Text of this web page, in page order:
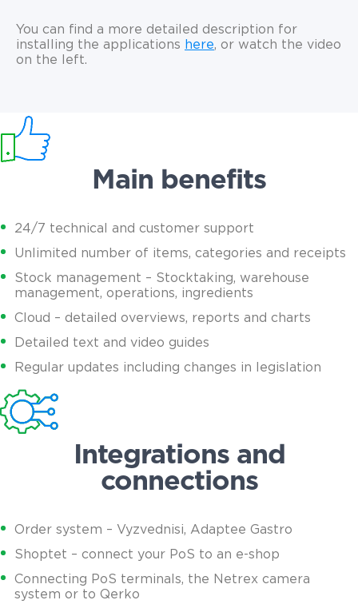
You can find a more detailed description for
installing the applications here, or watch the video
on the left.
Main benefits
24/7 technical and customer support
Unlimited number of items, categories and receipts
Stock management – Stocktaking, warehouse
management, operations, ingredients
Cloud – detailed overviews, reports and charts
Detailed text and video guides
Regular updates including changes in legislation
Integrations and
connections
Order system – Vyzvednisi, Adaptee Gastro
Shoptet – connect your PoS to an e-shop
Connecting PoS terminals, the Netrex camera
system or to Qerko